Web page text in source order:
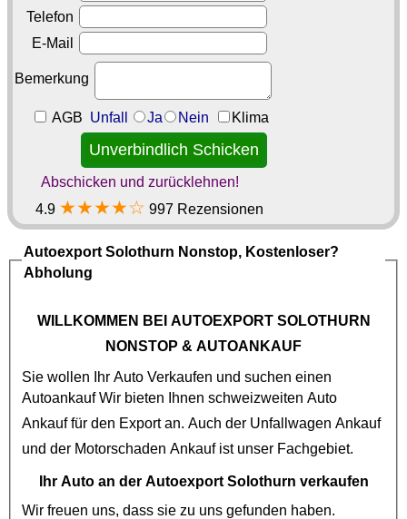
Telefon
E-Mail
Bemerkung
AGB Unfall Ja Nein Klima
Abschicken und zurücklehnen!
4.9 ★★★★☆ 997 Rezensionen
Autoexport Solothurn Nonstop, Kostenloser?
Abholung
WILLKOMMEN BEI AUTOEXPORT SOLOTHURN
NONSTOP & AUTOANKAUF
Sie wollen Ihr Auto Verkaufen und suchen einen
AutoankaufWir bieten Ihnen schweizweiten Auto
Ankauf für den Export an. Auch der Unfallwagen Ankauf
und der Motorschaden Ankaufist unser Fachgebiet.
Ihr Auto an der Autoexport Solothurn verkaufen
Wir freuen uns, dass sie zu uns gefunden haben.